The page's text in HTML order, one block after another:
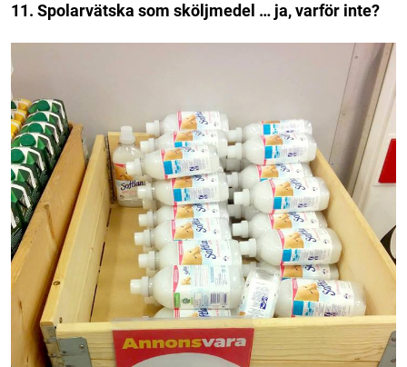
11. Spolarvätska som sköljmedel … ja, varför inte?